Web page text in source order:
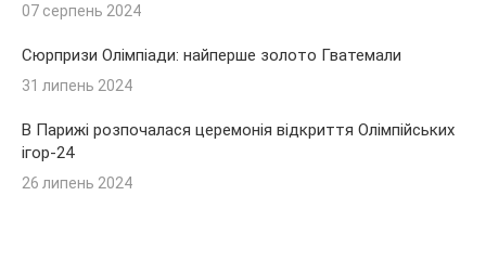
07 серпень 2024
Сюрпризи Олімпіади: найперше золото Гватемали
31 липень 2024
В Парижі розпочалася церемонія відкриття Олімпійських
ігор-24
26 липень 2024